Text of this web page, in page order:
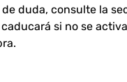
de duda, consulte la
caducará si no se